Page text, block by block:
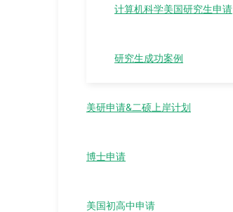
计算机科学美国研究生申请
研究生成功案例
美研申请&二硕上岸计划
博士申请
美国初高中申请